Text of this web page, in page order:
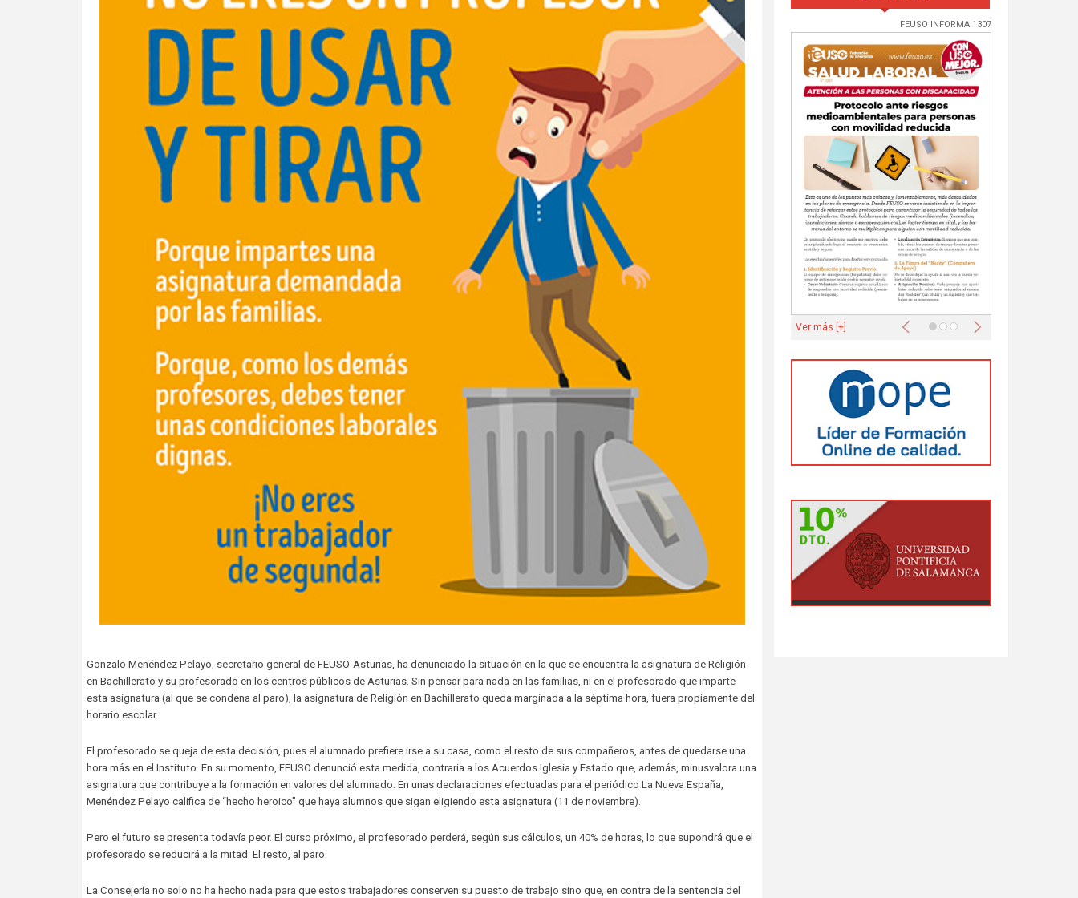
Gonzalo Menéndez Pelayo, secretario general de FEUSO-Asturias, ha denunciado la situación en la que se encuentra la asignatura de Religión
en Bachillerato y su profesorado en los centros públicos de Asturias. Sin pensar para nada en las familias, ni en el profesorado que imparte
esta asignatura (al que se condena al paro), la asignatura de Religión en Bachillerato queda marginada a la séptima hora, fuera propiamente del
horario escolar.
El profesorado se queja de esta decisión, pues el alumnado prefiere irse a su casa, como el resto de sus compañeros, antes de quedarse una
hora más en el Instituto. En su momento, FEUSO denunció esta medida, contraria a los Acuerdos Iglesia y Estado que, además, minusvalora una
asignatura que contribuye a la formación en valores del alumnado. En unas declaraciones efectuadas para el periódico La Nueva España,
Menéndez Pelayo califica de “hecho heroico” que haya alumnos que sigan eligiendo esta asignatura (11 de noviembre).
Pero el futuro se presenta todavía peor. El curso próximo, el profesorado perderá, según sus cálculos, un 40% de horas, lo que supondrá que el
profesorado se reducirá a la mitad. El resto, al paro.
La Consejería no solo no ha hecho nada para que estos trabajadores conserven su puesto de trabajo sino que, en contra de la sentencia del
FEUSO INFORMA 1307
Anterior Siguiente
Ver más [+]